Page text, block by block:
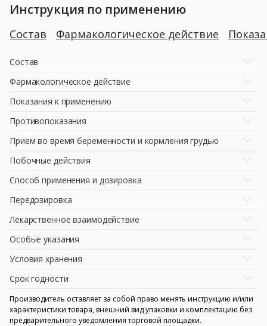
Инструкция по применению
Состав Фармакологическое действие
Состав
Фармакологическое действие
Показания к применению
Противопоказания
Прием во время беременности и кормления грудью
Побочные действия
Способ применения и дозировка
Передозировка
Лекарственное взаимодействие
Особые указания
Условия хранения
Срок годности
Производитель оставляет за собой право менять инструкцию и/или
характеристики товара, внешний вид упаковки и комплектацию без
предварительного уведомления торговой площадки.